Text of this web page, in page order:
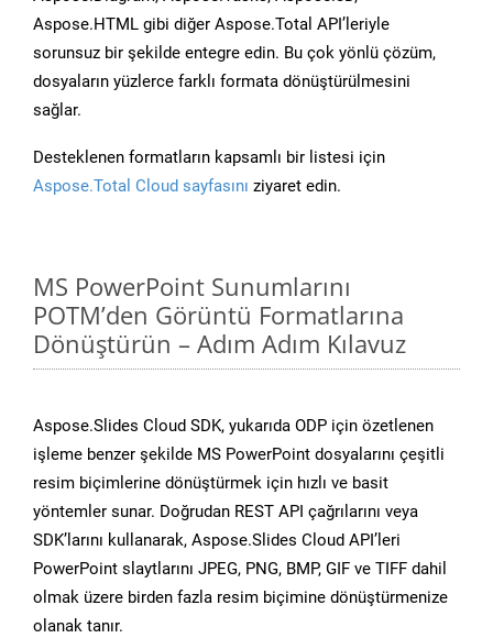
Aspose.HTML gibi diğer Aspose.Total API’leriyle
sorunsuz bir şekilde entegre edin. Bu çok yönlü çözüm,
dosyaların yüzlerce farklı formata dönüştürülmesini
sağlar.
Desteklenen formatların kapsamlı bir listesi için
Aspose.Total Cloud sayfasını ziyaret edin.
MS PowerPoint Sunumlarını
POTM’den Görüntü Formatlarına
Dönüştürün – Adım Adım Kılavuz
Aspose.Slides Cloud SDK, yukarıda ODP için özetlenen
işleme benzer şekilde MS PowerPoint dosyalarını çeşitli
resim biçimlerine dönüştürmek için hızlı ve basit
yöntemler sunar. Doğrudan REST API çağrılarını veya
SDK’larını kullanarak, Aspose.Slides Cloud API’leri
PowerPoint slaytlarını JPEG, PNG, BMP, GIF ve TIFF dahil
olmak üzere birden fazla resim biçimine dönüştürmenize
olanak tanır.